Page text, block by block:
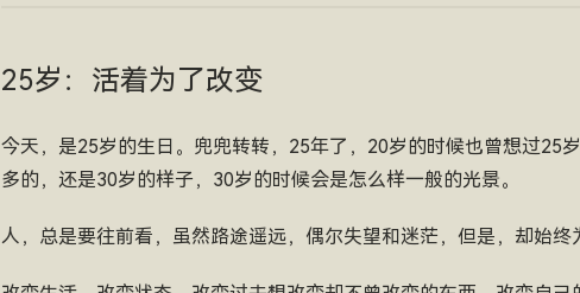
25岁：活着为了改变
今天，是25岁的生日。兜兜转转，25年了，20岁的时候也曾想过25
多的，还是30岁的样子，30岁的时候会是怎么样一般的光景。
人，总是要往前看，虽然路途遥远，偶尔失望和迷茫，但是，却始终